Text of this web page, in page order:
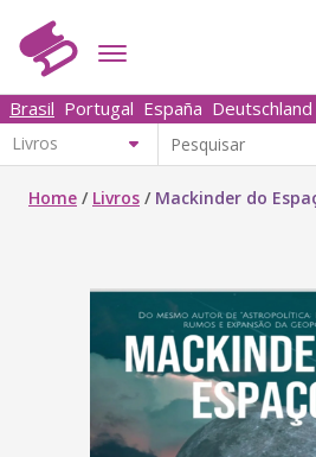
Brasil Portugal España Deutschland
Home / Livros / Mackinder do